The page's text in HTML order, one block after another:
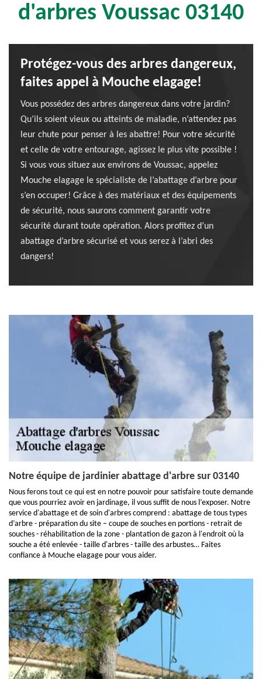
d'arbres Voussac 03140
Protégez-vous des arbres dangereux,
faites appel à Mouche elagage!
Vous possédez des arbres dangereux dans votre jardin?
Qu’ils soient vieux ou atteints de maladie, n’attendez pas
leur chute pour penser à les abattre! Pour votre sécurité
et celle de votre entourage, agissez le plus vite possible !
Si vous vous situez aux environs de Voussac, appelez
Mouche elagage le spécialiste de l’abattage d’arbre pour
s’en occuper! Grâce à des matériaux et des équipements
de sécurité, nous saurons comment garantir votre
sécurité durant toute opération. Alors profitez d’un
abattage d’arbre sécurisé et vous serez à l’abri des
dangers!
Notre équipe de jardinier abattage d'arbre sur 03140
Nous ferons tout ce qui est en notre pouvoir pour satisfaire toute demande
que vous pourriez avoir en jardinage, il vous suffit de nous l’exposer. Notre
service d'abattage et de soin d'arbres comprend : abattage de tous types
d’arbre - préparation du site – coupe de souches en portions - retrait de
souches - réhabilitation de la zone - plantation de gazon à l'endroit où la
souche a été enlevée - taille d'arbres - taille des arbustes… Faites
confiance à Mouche elagage pour vous aider.